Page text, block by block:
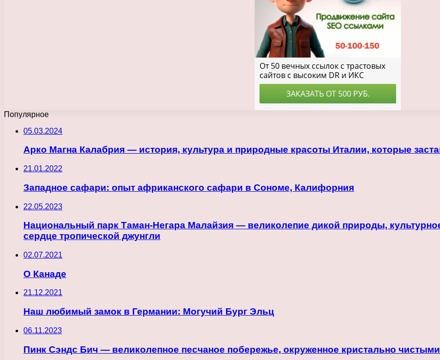
Популярное
05.03.2024
Арко Магна Калабрия — история, культура и природные красоты Италии, которые
21.01.2022
Западное сафари: опыт африканского сафари в Сономе, Калифорния
22.05.2023
Национальный парк Таман-Негара Малайзия — великолепие дикой природы,
сердце тропической джунгли
02.07.2021
О Канаде
21.12.2021
Наш любимый замок в Германии: Могучий Бург Эльц
06.11.2023
Пинк Сэндс Бич — великолепное песчаное побережье, окруженное кристально